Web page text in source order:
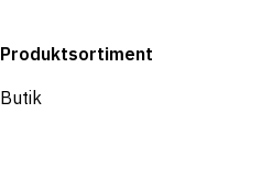
Produktsortiment
Butik